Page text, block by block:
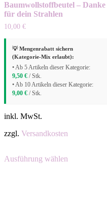
Baumwollstoffbeutel – Danke
für dein Strahlen
10,00 €
💡 Mengenrabatt sichern
(Kategorie-Mix erlaubt):
• Ab 5 Artikeln dieser Kategorie:
9,50 € / Stk.
• Ab 10 Artikeln dieser Kategorie:
9,00 € / Stk.
inkl. MwSt.
zzgl. Versandkosten
Ausführung wählenProdukt